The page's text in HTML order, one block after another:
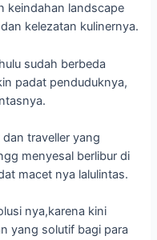
keindahan landscape
kelezatan kulinernya.
sudah berbeda
padat penduduknya,
traveller yang
menyesal berlibur di
macet nya lalulintas.
nya,karena kini
yang solutif bagi para